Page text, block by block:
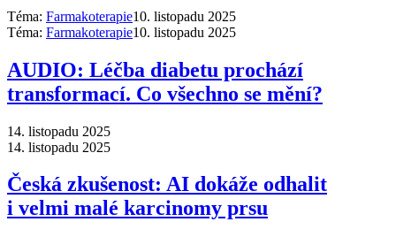
Téma: Farmakoterapie10. listopadu 2025
Téma: Farmakoterapie10. listopadu 2025
AUDIO: Léčba diabetu prochází
transformací. Co všechno se mění?
14. listopadu 2025
14. listopadu 2025
Česká zkušenost: AI dokáže odhalit
i velmi malé karcinomy prsu